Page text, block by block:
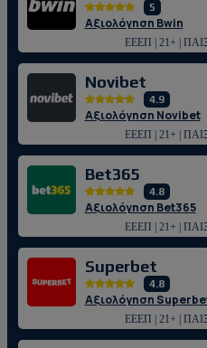
5
Αξιολόγηση Bwin
ΕΕΕΠ | 21+ |
Novibet
4.9
Αξιολόγηση Novibet
ΕΕΕΠ | 21+ |
Bet365
4.8
Αξιολόγηση Bet365
ΕΕΕΠ | 21+ |
Superbet
4.8
Αξιολόγηση
ΕΕΕΠ | 21+ |